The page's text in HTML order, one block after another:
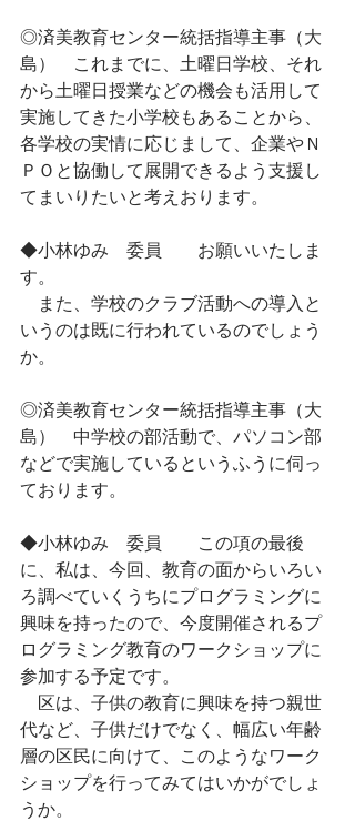
◎済美教育センター統括指導主事（大
島）　これまでに、土曜日学校、それ
から土曜日授業などの機会も活用して
実施してきた小学校もあることから、
各学校の実情に応じまして、企業やＮ
ＰＯと協働して展開できるよう支援し
てまいりたいと考えおります。
◆小林ゆみ　委員　　お願いいたしま
す。
また、学校のクラブ活動への導入と
いうのは既に行われているのでしょう
か。
◎済美教育センター統括指導主事（大
島）　中学校の部活動で、パソコン部
などで実施しているというふうに伺っ
ております。
◆小林ゆみ　委員　　この項の最後
に、私は、今回、教育の面からいろい
ろ調べていくうちにプログラミングに
興味を持ったので、今度開催されるプ
ログラミング教育のワークショップに
参加する予定です。
区は、子供の教育に興味を持つ親世
代など、子供だけでなく、幅広い年齢
層の区民に向けて、このようなワーク
ショップを行ってみてはいかがでしょ
うか。